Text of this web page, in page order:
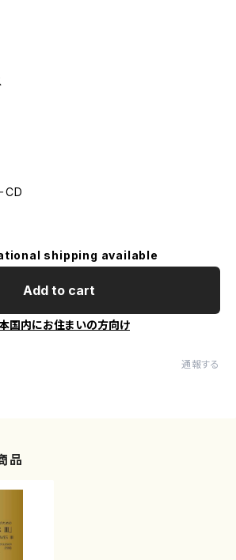
CD
shipping available
Add to cart
国内にお住まいの方向け
通報する
品